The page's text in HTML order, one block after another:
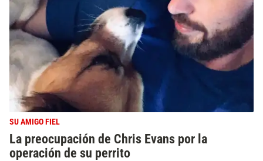
SU AMIGO FIEL
La preocupación de Chris Evans por la
operación de su perrito